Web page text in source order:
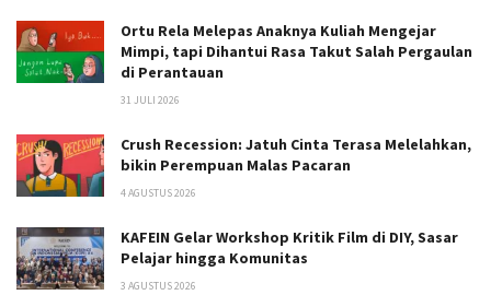
Ortu Rela Melepas Anaknya Kuliah Mengejar
Mimpi, tapi Dihantui Rasa Takut Salah Pergaulan
di Perantauan
31 JULI 2026
Crush Recession: Jatuh Cinta Terasa Melelahkan,
bikin Perempuan Malas Pacaran
4 AGUSTUS 2026
KAFEIN Gelar Workshop Kritik Film di DIY, Sasar
Pelajar hingga Komunitas
3 AGUSTUS 2026